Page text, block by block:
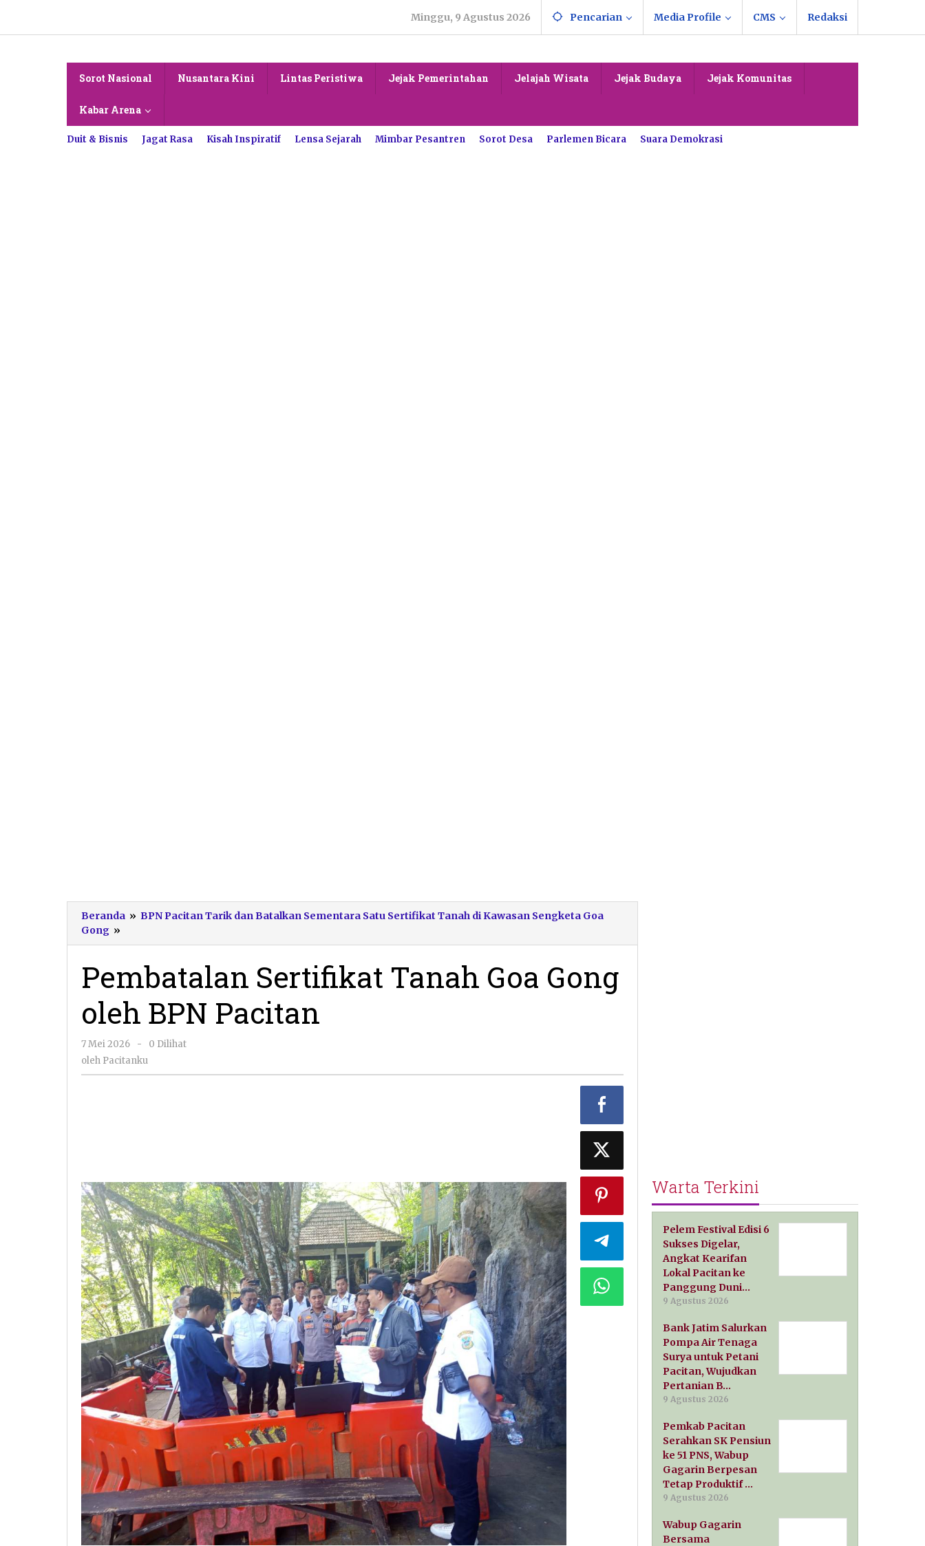
konten
Minggu, 9 Agustus 2026 Pencarian Media Profile CMS Redaksi
Sorot Nasional Nusantara Kini Lintas Peristiwa Jejak Pemerintahan Jelajah Wisata Jejak Budaya Jejak Komunitas
Kabar Arena
Duit & Bisnis Jagat Rasa Kisah Inspiratif Lensa Sejarah Mimbar Pesantren Sorot Desa Parlemen Bicara Suara Demokrasi
Beranda » BPN Pacitan Tarik dan Batalkan Sementara Satu Sertifikat Tanah di Kawasan Sengketa Goa
Gong »
Sertifikat
Goa
Gong
oleh
BPN
Pembatalan Sertifikat Tanah Goa Gong
oleh BPN Pacitan
7 Mei 2026
oleh
Pacitanku
-
0 Dilihat
oleh Pacitanku
Warta Terkini
Pelem Festival Edisi 6
Sukses Digelar,
Angkat Kearifan
Lokal Pacitan ke
Panggung Duni…
9 Agustus 2026
Bank Jatim Salurkan
Pompa Air Tenaga
Surya untuk Petani
Pacitan, Wujudkan
Pertanian B…
9 Agustus 2026
Pemkab Pacitan
Serahkan SK Pensiun
ke 51 PNS, Wabup
Gagarin Berpesan
Tetap Produktif …
9 Agustus 2026
Wabup Gagarin
Bersama